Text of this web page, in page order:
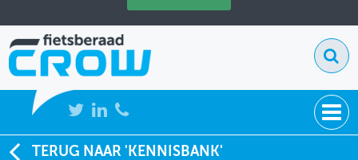
NIEUWS
TERUG NAAR 'KENNISBANK'